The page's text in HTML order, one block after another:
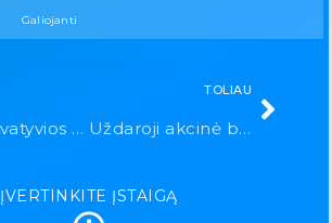
Galiojanti
UAB Inovatyvios medicinos sistemos
TOLIAU
Uždaroji akcinė bendrovė „ADRIANA“
ĮVERTINKITE ĮSTAIGĄ